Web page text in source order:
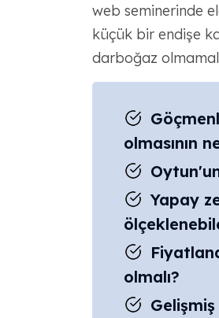
web seminerinde
küçük bir endişe
darboğaz
olmasının
Yapay
olmalı?